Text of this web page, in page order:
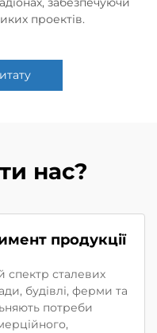
проектів.
нас?
продукції
сталевих
будівлі, ферми та
потреби